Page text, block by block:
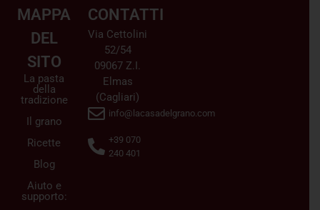
MAPPA
DEL
SITO
La pasta
della
tradizione
Il grano
Ricette
Blog
Aiuto e
supporto:
CONTATTI
Via Cettolini
52/54
09067 Z.I.
Elmas
(Cagliari)
info@lacasadelgrano.com
+39 070
240 401